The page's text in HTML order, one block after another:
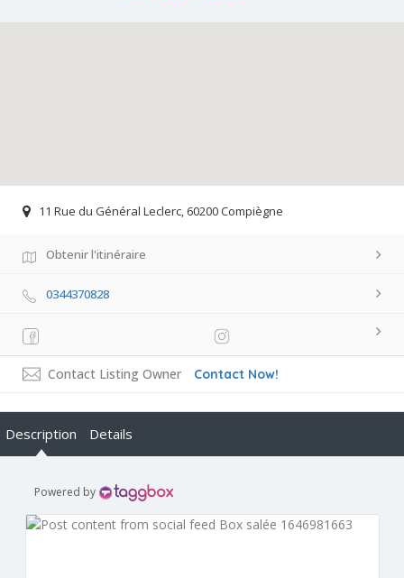
11 Rue du Général Leclerc, 60200 Compiègne
Obtenir l'itinéraire
0344370828
Contact Listing Owner Contact Now!
Description Details
Powered by